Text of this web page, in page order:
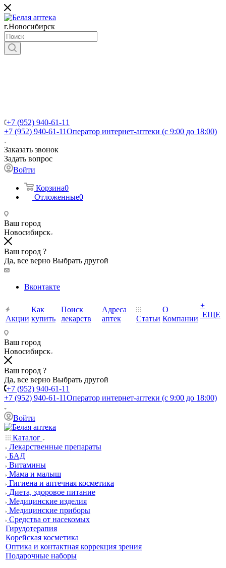
г.Новосибирск
+7 (952) 940-61-11
+7 (952) 940-61-11Оператор интернет-аптеки (с 9:00 до 18:00)
Заказать звонок
Задать вопрос
Войти
Корзина0
Отложенные0
Ваш город
Новосибирск
Ваш город ?
Да, все верно Выбрать другой
Вконтакте
Акции
Как
купить
Поиск
лекарств
Адреса
аптек
Статьи
О
Компании
+
ЕЩЕ
Ваш город
Новосибирск
Ваш город ?
Да, все верно Выбрать другой
+7 (952) 940-61-11
+7 (952) 940-61-11Оператор интернет-аптеки (с 9:00 до 18:00)
Войти
Каталог
Лекарственные препараты
БАД
Витамины
Мама и малыш
Гигиена и аптечная косметика
Диета, здоровое питание
Медицинские изделия
Медицинские приборы
Средства от насекомых
Гирудотерапия
Корейская косметика
Оптика и контактная коррекция зрения
Подарочные наборы